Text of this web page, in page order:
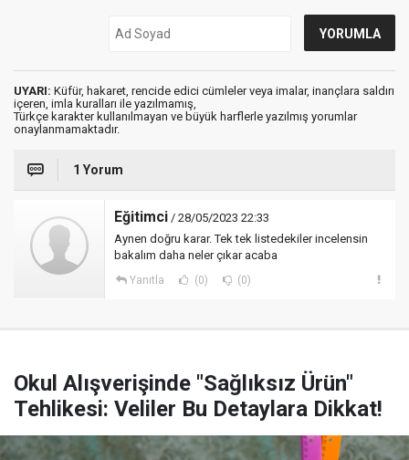
UYARI: Küfür, hakaret, rencide edici cümleler veya imalar, inançlara saldırı
içeren, imla kuralları ile yazılmamış,
Türkçe karakter kullanılmayan ve büyük harflerle yazılmış yorumlar
onaylanmamaktadır.
1 Yorum
Eğitimci / 28/05/2023 22:33
Aynen doğru karar. Tek tek listedekiler incelensin
bakalım daha neler çıkar acaba
Yanıtla (0) (0)
Okul Alışverişinde "Sağlıksız Ürün"
Tehlikesi: Veliler Bu Detaylara Dikkat!